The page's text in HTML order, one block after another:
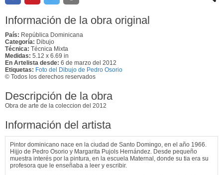
Información de la obra original
País: República Dominicana
Categoría: Dibujo
Técnica: Técnica Mixta
Medidas: 5.12 x 6.69 in
En Artelista desde: 6 de marzo del 2012
Etiquetas: Foto del Dibujo de Pedro Osorio
© Todos los derechos reservados
Descripción de la obra
Obra de arte de la coleccion del 2012
Información del artista
Pintor dominicano nace en la ciudad de Santo Domingo, en el año 1966.
Hijjo de Pedro Osorio y Margarita Pujols Hernández. Desde pequeño
muestra interés por la pintura, en la escuela Maternal, donde su tia era su
profesora que le enseñaba a leer y escribir.